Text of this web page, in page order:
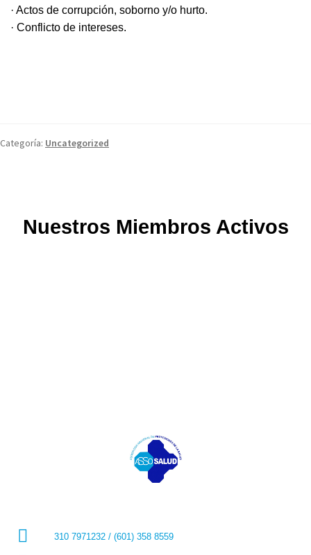
· Actos de corrupción, soborno y/o hurto.
· Conflicto de intereses.
Categoría: Uncategorized
Nuestros Miembros Activos
310 7971232 / (601) 358 8559